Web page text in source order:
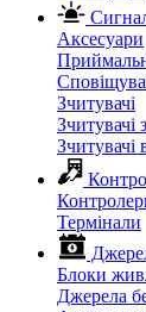
Аксесуари
Зчитувачі
Зчитувачі
Зчитувачі
Термінали
Блоки
Джерела